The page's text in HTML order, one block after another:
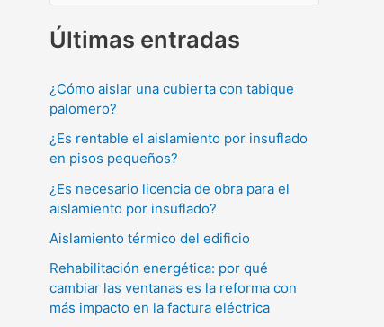
s
a
r
p
r
Últimas entradas
¿Cómo aislar una cubierta con tabique
palomero?
¿Es rentable el aislamiento por insuflado
en pisos pequeños?
¿Es necesario licencia de obra para el
aislamiento por insuflado?
Aislamiento térmico del edificio
Rehabilitación energética: por qué
cambiar las ventanas es la reforma con
más impacto en la factura eléctrica